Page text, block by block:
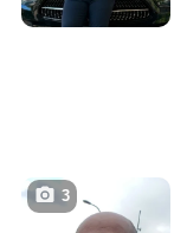
3